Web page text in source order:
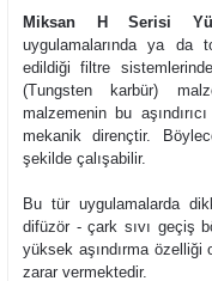
Miksan H Serisi
uygulamalarında ya da
edildiği filtre
(Tungsten karbür)
malzemenin bu
mekanik dirençtir.
şekilde çalışabilir.
Bu tür uygulamalarda
difüzör - çark sıvı geçiş
yüksek aşındırma özelliği
zarar vermektedir.